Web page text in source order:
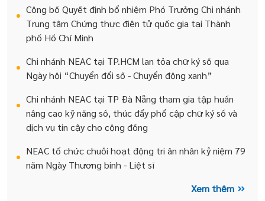
Công bố Quyết định bổ nhiệm Phó Trưởng Chi nhánh
Trung tâm Chứng thực điện tử quốc gia tại Thành
phố Hồ Chí Minh
Chi nhánh NEAC tại TP.HCM lan tỏa chữ ký số qua
Ngày hội “Chuyển đổi số - Chuyển động xanh”
Chi nhánh NEAC tại TP Đà Nẵng tham gia tập huấn
nâng cao kỹ năng số, thúc đẩy phổ cập chữ ký số và
dịch vụ tin cậy cho cộng đồng
NEAC tổ chức chuỗi hoạt động tri ân nhân kỷ niệm 79
năm Ngày Thương binh - Liệt sĩ
Xem thêm